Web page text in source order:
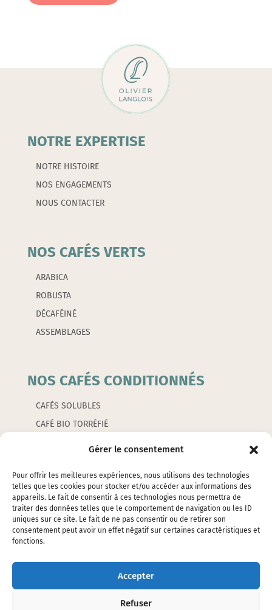
Gérer le consentement
Pour offrir les meilleures expériences, nous utilisons des technologies
telles que les cookies pour stocker et/ou accéder aux informations des
appareils. Le fait de consentir à ces technologies nous permettra de
traiter des données telles que le comportement de navigation ou les ID
uniques sur ce site. Le fait de ne pas consentir ou de retirer son
consentement peut avoir un effet négatif sur certaines caractéristiques et
fonctions.
Accepter
Refuser
carton
NOTRE EXPERTISE
NOTRE HISTOIRE
NOS ENGAGEMENTS
NOUS CONTACTER
NOS CAFÉS VERTS
ARABICA
ROBUSTA
DÉCAFÉINÉ
ASSEMBLAGES
NOS CAFÉS CONDITIONNÉS
CAFÉS SOLUBLES
CAFÉ BIO TORRÉFIÉ
LES ACCESSOIRES
EMBALLAGES
CAFETIERES ET PETITS ACCESSOIRES